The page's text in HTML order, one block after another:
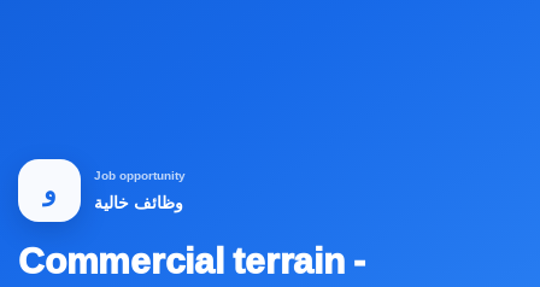
و
Job opportunity
وظائف خالية
Commercial terrain -